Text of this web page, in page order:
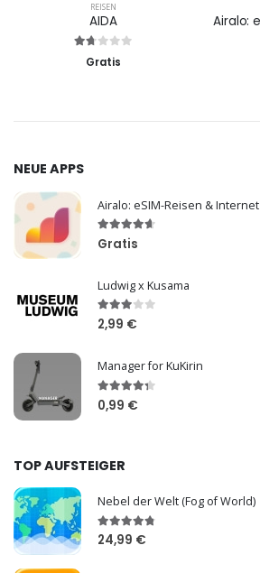
REISEN
AIDA
Gratis
NEUE APPS
Airalo: eSIM-Reisen & Internet
Gratis
Ludwig x Kusama
2,99 €
Manager for KuKirin
0,99 €
TOP AUFSTEIGER
Nebel der Welt (Fog of World)
24,99 €